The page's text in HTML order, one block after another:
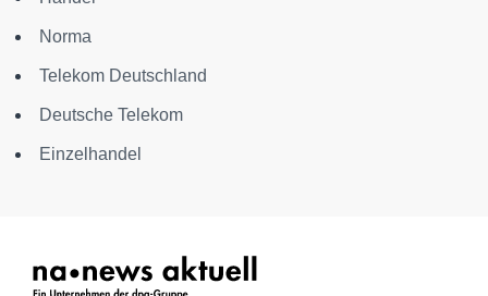
Norma
Telekom Deutschland
Deutsche Telekom
Einzelhandel